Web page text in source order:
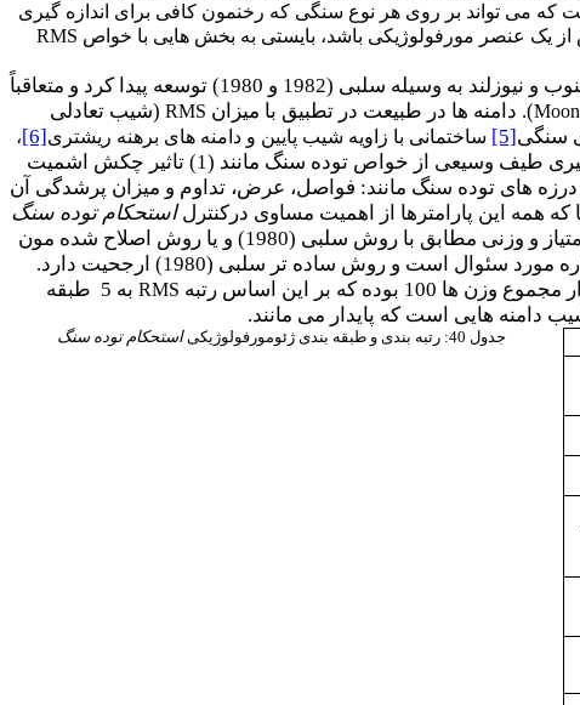
که می تواند بر روی هر نوع سنگی که رخنمون کافی برای اندازه گیری
RMS
براساس آزمایشاتی بر روی دامنه های سنگی مناطق قطب جنوب و نیوزلند به وسیله سلبی (1982 و 1980) توسعه پیدا کرد و متعاقباً
). دامنه ها در طبیعت در تطبیق با میزان RMS (شیب تعادلی
سنگی[5] ساختمانی با زاویه شیب پایین و دامنه های برهنه ریشتری[6]،
شامل اندازه گیری طیف وسیعی از خواص توده سنگ مانند (1) تاثیر چکش اشمیت
نخورده (بکر)؛ (2) میزان هوازدگی سنگ؛ (3) خواص مربوط به درزه های توده سنگ مانند: فواصل، عرض، تداوم و میزان پرشدگی آن
استحکام توده سنگ
برخوردار نیستند، لذا به هر یک از این عوامل با توجه به تاثیرآن ها بر روی استحکام دامنه های سنگی، امتیاز و وزنی مطابق با روش سلبی (1980) و یا روش اصلاح شده مون
(1984) داده می شود. با این حال، فایده تقسیم بندی بیشتر در طبقه بندی پیشنهادی توسط مون، همواره مورد سئوال است و روش ساده تر سلبی (1980) ارجحیت دارد.
که بر این اساس رتبه RMS
به 5 طبقه
دامنه هایی است که پایدار می مانند.
جدول 40: رتبه بندی و طبقه بندی ژئومورفولوژیکی استحکام توده سنگ